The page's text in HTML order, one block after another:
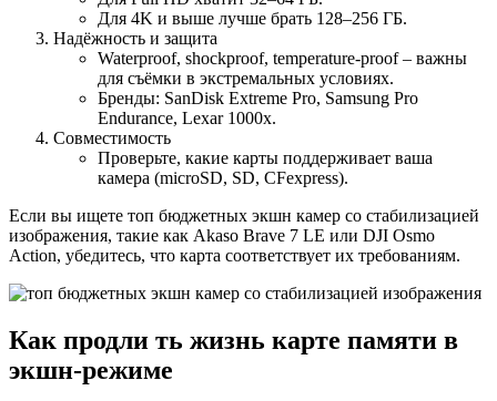
Для 4K и выше лучше брать 128–256 ГБ.
Надёжность и защита
Waterproof, shockproof, temperature-proof – важны
для съёмки в экстремальных условиях.
Бренды: SanDisk Extreme Pro, Samsung Pro
Endurance, Lexar 1000x.
Совместимость
Проверьте, какие карты поддерживает ваша
камера (microSD, SD, CFexpress).
Если вы ищете топ бюджетных экшн камер со стабилизацией
изображения, такие как Akaso Brave 7 LE или DJI Osmo
Action, убедитесь, что карта соответствует их требованиям.
Как продли ть жизнь карте памяти в
экшн-режиме